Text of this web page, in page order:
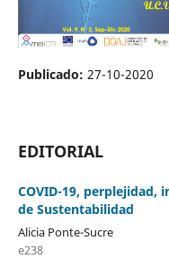
Publicado: 27-10-2020
EDITORIAL
COVID-19, perplejidad,
de Sustentabilidad
Alicia Ponte-Sucre
e238